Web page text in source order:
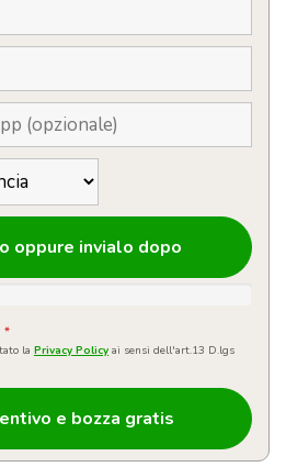
oppure invialo dopo
*
la Privacy Policy ai sensi dell'art.13 D.lgs